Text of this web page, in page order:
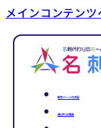
メインコンテン
制作ページの内容
選ばれる理由